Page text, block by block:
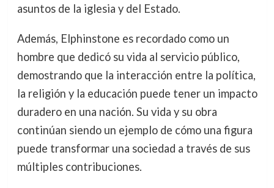
asuntos de la iglesia y del Estado.
Además, Elphinstone es recordado como un
hombre que dedicó su vida al servicio público,
demostrando que la interacción entre la política,
la religión y la educación puede tener un impacto
duradero en una nación. Su vida y su obra
continúan siendo un ejemplo de cómo una figura
puede transformar una sociedad a través de sus
múltiples contribuciones.